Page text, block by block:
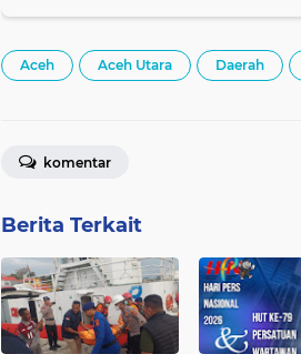
Aceh Aceh Utara Daerah
komentar
Berita Terkait